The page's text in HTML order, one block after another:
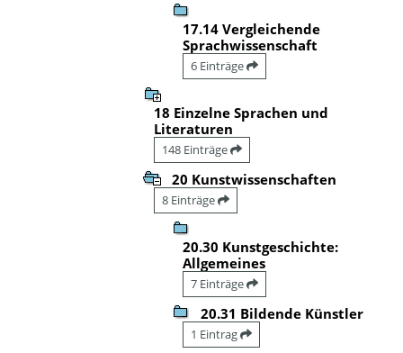
17.14 Vergleichende
Sprachwissenschaft
6 Einträge
18 Einzelne Sprachen und
Literaturen
148 Einträge
20 Kunstwissenschaften
8 Einträge
20.30 Kunstgeschichte:
Allgemeines
7 Einträge
20.31 Bildende Künstler
1 Eintrag